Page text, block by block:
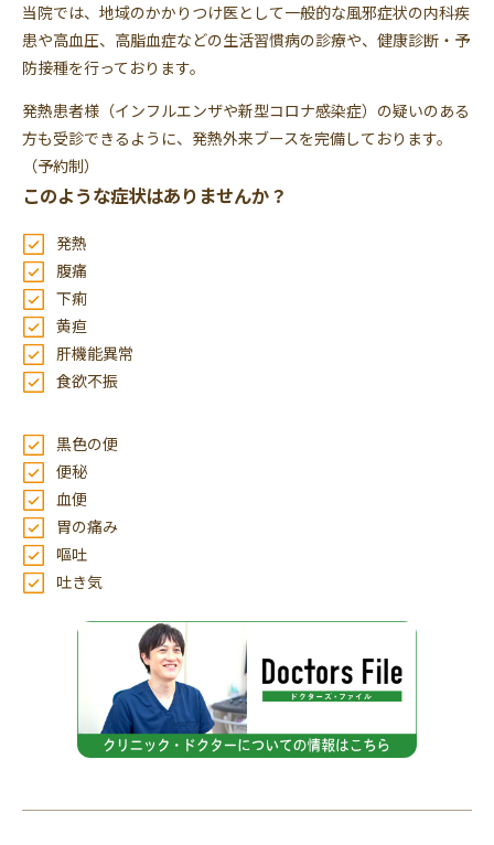
当院では、地域のかかりつけ医として一般的な風邪症状の内科疾
患や高血圧、高脂血症などの生活習慣病の診療や、健康診断・予
防接種を行っております。
発熱患者様（インフルエンザや新型コロナ感染症）の疑いのある
方も受診できるように、発熱外来ブースを完備しております。
（予約制）
このような症状はありませんか？
発熱
腹痛
下痢
黄疸
肝機能異常
食欲不振
黒色の便
便秘
血便
胃の痛み
嘔吐
吐き気